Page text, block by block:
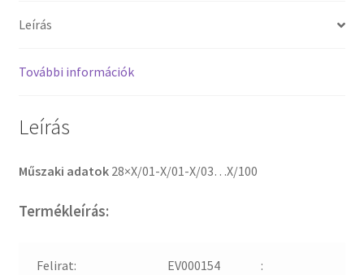
Leírás
További információk
Leírás
Műszaki adatok 28×X/01-X/01-X/03…X/100
Termékleírás:
Felirat: EV000154 :